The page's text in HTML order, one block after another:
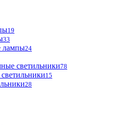
19
33
лампы24
светильники78
15
28